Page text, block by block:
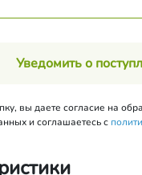
Уведомить о
вы даете согласие на
и соглашаетесь с